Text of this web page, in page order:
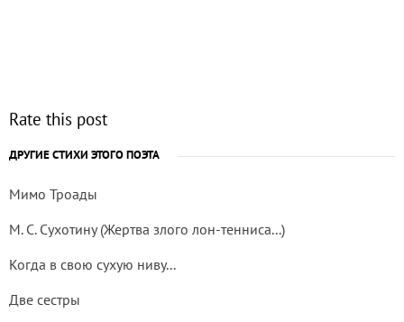
Rate this post
ДРУГИЕ СТИХИ ЭТОГО ПОЭТА
Мимо Троады
М. С. Сухотину (Жертва злого лон-тенниса...)
Когда в свою сухую ниву...
Две сестры